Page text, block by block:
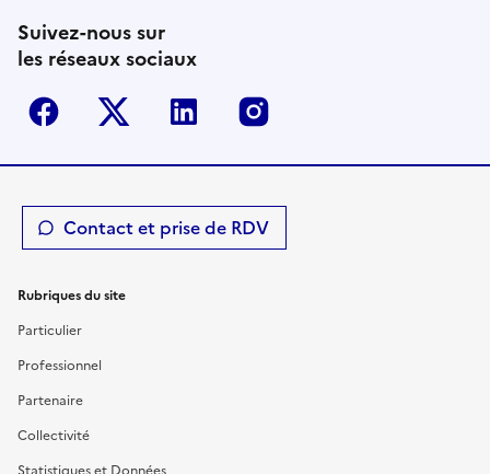
Suivez-nous sur
les réseaux sociaux
Facebook Twitter-X Linkedin
Contact et prise de RDV
Rubriques du site
Particulier
Professionnel
Partenaire
Collectivité